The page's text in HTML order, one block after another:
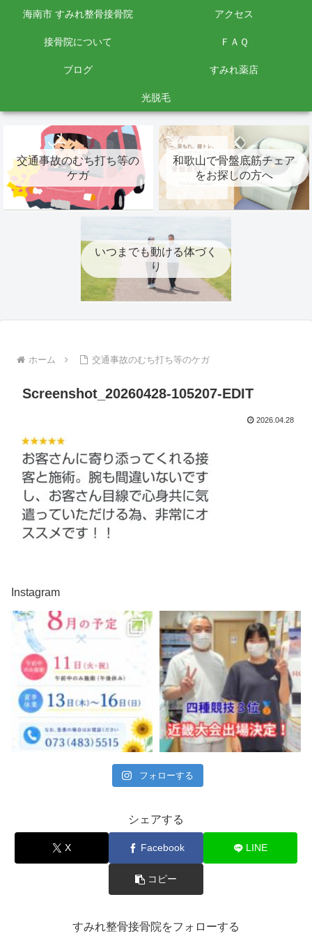
海南市 すみれ整骨接骨院 アクセス
接骨院について ＦＡＱ
ブログ すみれ薬店
光脱毛
交通事故のむち打ち等の
ケガ
和歌山で骨盤底筋チェア
をお探しの方へ
いつまでも動ける体づく
り
ホーム 交通事故のむち打ち等のケガ
Screenshot_20260428-105207-EDIT
2026.04.28
Instagram
フォローする
シェアする
X Facebook LINE
コピー
すみれ整骨接骨院をフォローする